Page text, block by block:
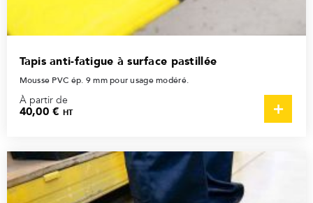
Tapis anti-fatigue à surface pastillée
Mousse PVC ép. 9 mm pour usage modéré.
À partir de
40,00 € HT